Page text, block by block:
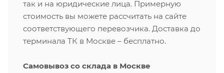
так и на юридические лица. Примерную
стоимость вы можете рассчитать на сайте
соответствующего перевозчика. Доставка до
терминала ТК в Москве – бесплатно.
Самовывоз со склада в Москве